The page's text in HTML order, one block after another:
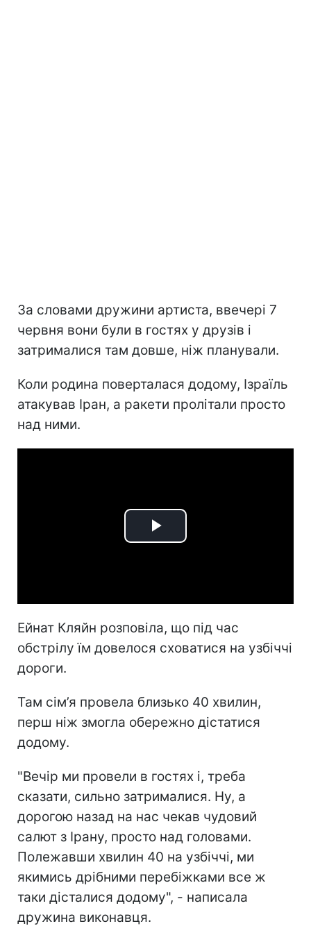
За словами дружини артиста, ввечері 7
червня вони були в гостях у друзів і
затрималися там довше, ніж планували.
Коли родина поверталася додому, Ізраїль
атакував Іран, а ракети пролітали просто
над ними.
Play
Ейнат Кляйн розповіла, що під час
обстрілу їм довелося сховатися на узбіччі
дороги.
Там сім’я провела близько 40 хвилин,
перш ніж змогла обережно дістатися
додому.
"Вечір ми провели в гостях і, треба
сказати, сильно затрималися. Ну, а
дорогою назад на нас чекав чудовий
салют з Ірану, просто над головами.
Полежавши хвилин 40 на узбіччі, ми
якимись дрібними перебіжками все ж
таки дісталися додому", - написала
дружина виконавця.